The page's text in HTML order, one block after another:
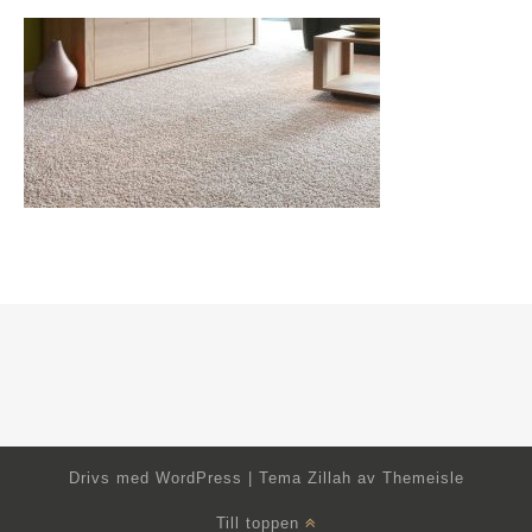
Drivs med WordPress Tema Zillah av Themeisle
Till toppen